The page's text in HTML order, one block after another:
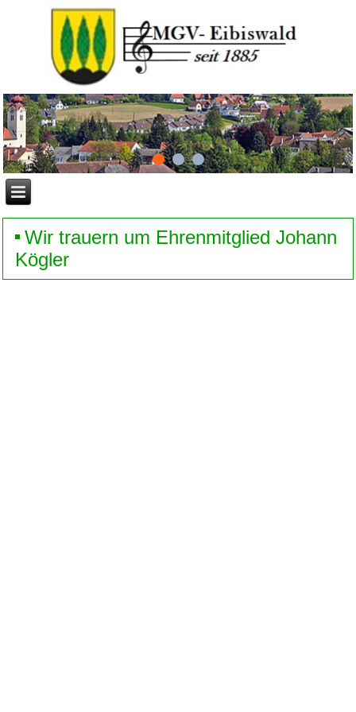
Wir trauern um Ehrenmitglied Johann
Kögler